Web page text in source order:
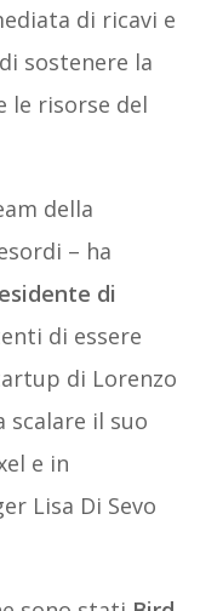
di ricavi e
sostenere la
le risorse del
della
– ha
di
di essere
di Lorenzo
scalare il suo
e in
Lisa Di Sevo